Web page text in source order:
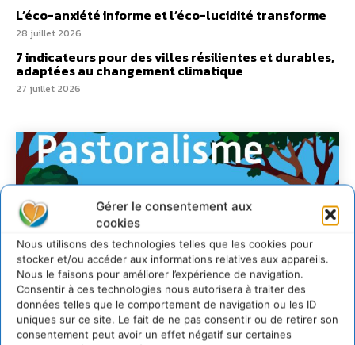
Gérer le consentement aux
cookies
Nous utilisons des technologies telles que les cookies pour
stocker et/ou accéder aux informations relatives aux appareils.
Nous le faisons pour améliorer l’expérience de navigation.
Consentir à ces technologies nous autorisera à traiter des
données telles que le comportement de navigation ou les ID
uniques sur ce site. Le fait de ne pas consentir ou de retirer son
consentement peut avoir un effet négatif sur certaines
L’éco-anxiété informe et l’éco-lucidité transforme
28 juillet 2026
7 indicateurs pour des villes résilientes et durables,
adaptées au changement climatique
27 juillet 2026